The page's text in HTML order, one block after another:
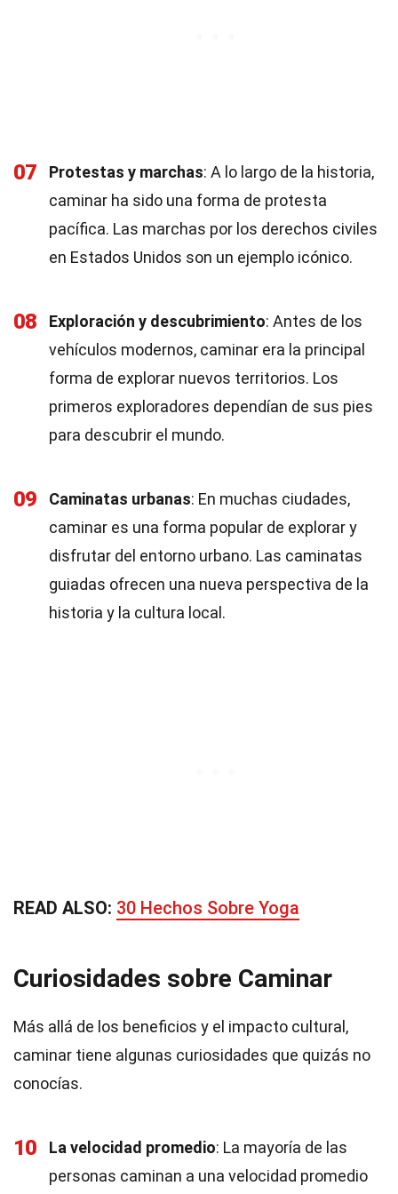
07 Protestas y marchas: A lo largo de la historia,
caminar ha sido una forma de protesta
pacífica. Las marchas por los derechos civiles
en Estados Unidos son un ejemplo icónico.
08 Exploración y descubrimiento: Antes de los
vehículos modernos, caminar era la principal
forma de explorar nuevos territorios. Los
primeros exploradores dependían de sus pies
para descubrir el mundo.
09 Caminatas urbanas: En muchas ciudades,
caminar es una forma popular de explorar y
disfrutar del entorno urbano. Las caminatas
guiadas ofrecen una nueva perspectiva de la
historia y la cultura local.
READ ALSO: 30 Hechos Sobre Yoga
Curiosidades sobre Caminar
Más allá de los beneficios y el impacto cultural,
caminar tiene algunas curiosidades que quizás no
conocías.
10 La velocidad promedio: La mayoría de las
personas caminan a una velocidad promedio